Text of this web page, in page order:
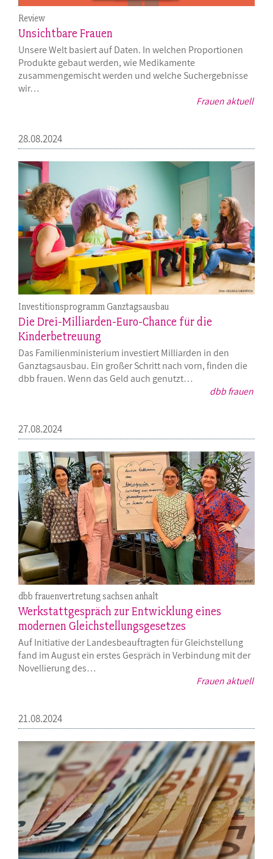
Frauen aktuell
Review
Unsichtbare Frauen
Unsere Welt basiert auf Daten. In welchen Proportionen
Produkte gebaut werden, wie Medikamente
zusammengemischt werden und welche Suchergebnisse
wir…
28.08.2024
dbb frauen
Investitionsprogramm Ganztagsausbau
Die Drei-Milliarden-Euro-Chance für die
Kinderbetreuung
Das Familienministerium investiert Milliarden in den
Ganztagsausbau. Ein großer Schritt nach vorn, finden die
dbb frauen. Wenn das Geld auch genutzt…
27.08.2024
Frauen aktuell
dbb frauenvertretung sachsen anhalt
Werkstattgespräch zur Entwicklung eines
modernen Gleichstellungsgesetzes
Auf Initiative der Landesbeauftragten für Gleichstellung
fand im August ein erstes Gespräch in Verbindung mit der
Novellierung des…
21.08.2024